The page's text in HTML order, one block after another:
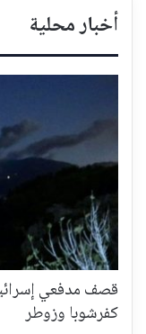
أخبار محلية
قصف مدفعي
كفرشوبا وزوطر